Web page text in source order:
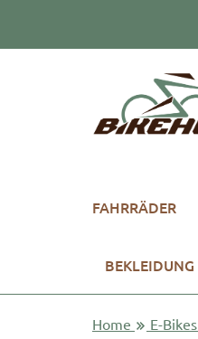
FAHRRÄDER
BEKLEIDUNG
Home E-Bikes